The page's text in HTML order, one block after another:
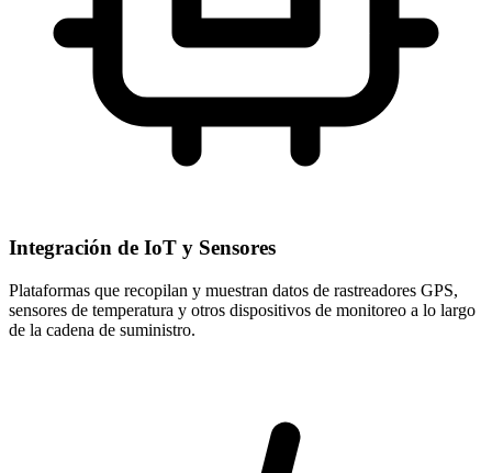
Integración de IoT y Sensores
Plataformas que recopilan y muestran datos de rastreadores GPS,
sensores de temperatura y otros dispositivos de monitoreo a lo largo
de la cadena de suministro.